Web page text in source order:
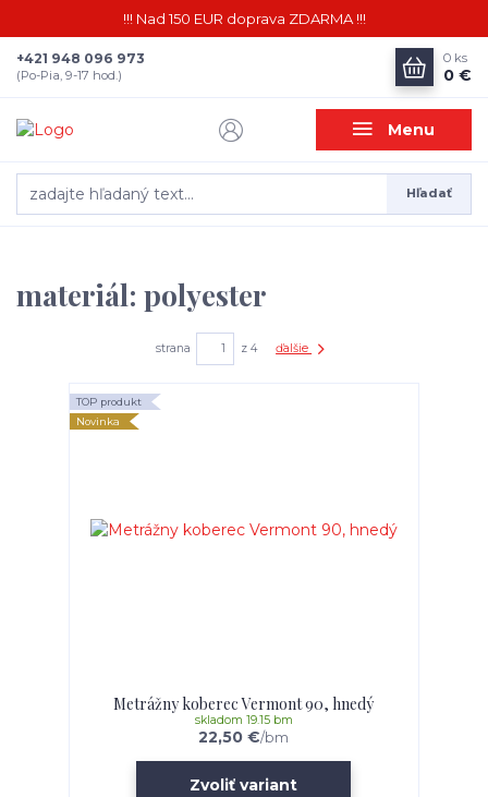
!!! Nad 150 EUR doprava ZDARMA !!!
Menu
Hľadať
+421 948 096 973
(Po-Pia, 9-17 hod.)
0 ks
0 €
materiál: polyester
strana z 4 ďalšie
TOP produkt
Novinka
Metrážny koberec Vermont 90, hnedý
22,50 €/bm
skladom 19.15 bm
Zvoliť variant